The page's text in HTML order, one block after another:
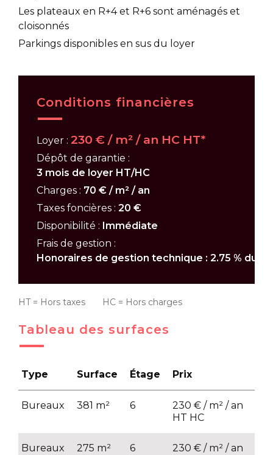
Les plateaux en R+4 et R+6 sont aménagés et
cloisonnés
Parkings disponibles en sus du loyer
Conditions financières
Loyer : 230 € / m² / an HC HT*
Dépôt de garantie :
3 mois de loyer HT/HC
Charges : 70 € / m² / an
Taxes foncières : 20 €
Disponibilité : Immédiate
Frais de gestion :
Honoraires de gestion technique : 2.75 % du
HT = Hors taxes HC = Hors charges
Tableau des surfaces
Type Surface Étage Prix
Bureaux 381 m² 6
230 € / m² / an
HT HC
Bureaux 275 m² 6
230 € / m² / an